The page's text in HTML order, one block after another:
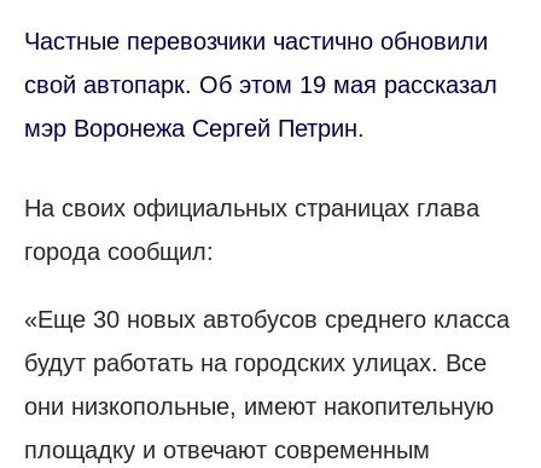
Частные перевозчики частично обновили
свой автопарк. Об этом 19 мая рассказал
мэр Воронежа Сергей Петрин.
На своих официальных страницах глава
города сообщил:
«Еще 30 новых автобусов среднего класса
будут работать на городских улицах. Все
они низкопольные, имеют накопительную
площадку и отвечают современным